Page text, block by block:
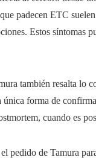
padecen ETC
Estos síntomas
también resalta lo
forma de
cuando es
pedido de Tamura